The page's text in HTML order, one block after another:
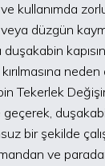
kullanımda
veya düzgün
Tekerlek
geçerek,
bir şekilde
ve